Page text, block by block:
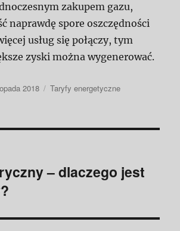
zakupem gazu,
naprawdę spore oszczędności
usług się połączy, tym
zyski można wygenerować.
2018 Kategorie
Taryfy energetyczne
– dlaczego jest